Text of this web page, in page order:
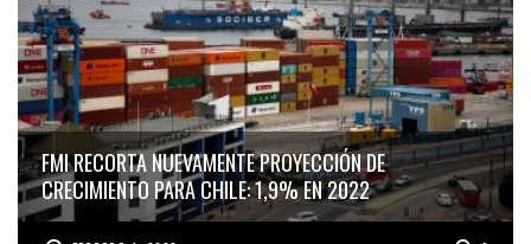
FMI RECORTA NUEVAMENTE PROYECCIÓN DE
CRECIMIENTO PARA CHILE: 1,9% EN 2022